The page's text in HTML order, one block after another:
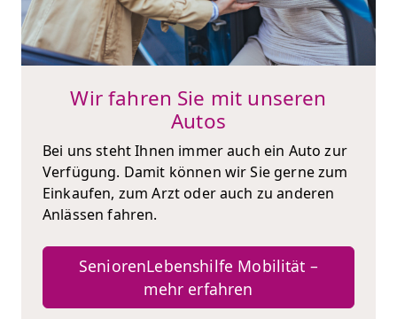
Wir fahren Sie mit unseren
Autos
Bei uns steht Ihnen immer auch ein Auto zur
Verfügung. Damit können wir Sie gerne zum
Einkaufen, zum Arzt oder auch zu anderen
Anlässen fahren.
SeniorenLebenshilfe Mobilität –
mehr erfahren